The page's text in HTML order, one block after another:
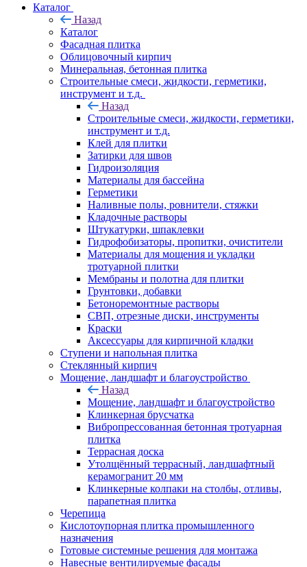
Каталог
Назад
Каталог
Фасадная плитка
Облицовочный кирпич
Минеральная, бетонная плитка
Строительные смеси, жидкости, герметики,
инструмент и т.д.
Назад
Строительные смеси, жидкости, герметики,
инструмент и т.д.
Клей для плитки
Затирки для швов
Гидроизоляция
Материалы для бассейна
Герметики
Наливные полы, ровнители, стяжки
Кладочные растворы
Штукатурки, шпаклевки
Гидрофобизаторы, пропитки, очистители
Материалы для мощения и укладки
тротуарной плитки
Мембраны и полотна для плитки
Грунтовки, добавки
Бетоноремонтные растворы
СВП, отрезные диски, инструменты
Краски
Аксессуары для кирпичной кладки
Ступени и напольная плитка
Cтеклянный кирпич
Мощение, ландшафт и благоустройство
Назад
Мощение, ландшафт и благоустройство
Клинкерная брусчатка
Вибропрессованная бетонная тротуарная
плитка
Террасная доска
Утолщённый террасный, ландшафтный
керамогранит 20 мм
Клинкерные колпаки на столбы, отливы,
парапетная плитка
Черепица
Кислотоупорная плитка промышленного
назначения
Готовые системные решения для монтажа
Навесные вентилируемые фасады